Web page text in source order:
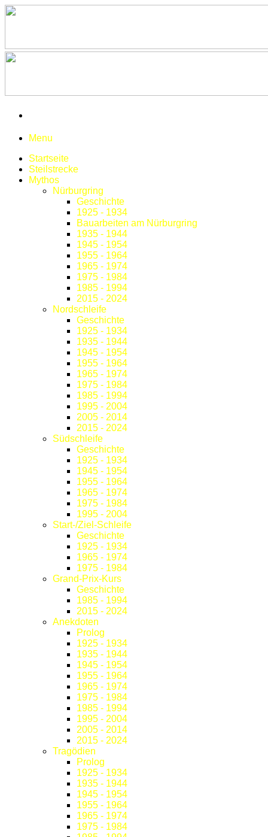
Menu
Startseite
Steilstrecke
Mythos
Nürburgring
Geschichte
1925 - 1934
Bauarbeiten am Nürburgring
1935 - 1944
1945 - 1954
1955 - 1964
1965 - 1974
1975 - 1984
1985 - 1994
2015 - 2024
Nordschleife
Geschichte
1925 - 1934
1935 - 1944
1945 - 1954
1955 - 1964
1965 - 1974
1975 - 1984
1985 - 1994
1995 - 2004
2005 - 2014
2015 - 2024
Südschleife
Geschichte
1925 - 1934
1945 - 1954
1955 - 1964
1965 - 1974
1975 - 1984
1995 - 2004
Start-/Ziel-Schleife
Geschichte
1925 - 1934
1965 - 1974
1975 - 1984
Grand-Prix-Kurs
Geschichte
1985 - 1994
2015 - 2024
Anekdoten
Prolog
1925 - 1934
1935 - 1944
1945 - 1954
1955 - 1964
1965 - 1974
1975 - 1984
1985 - 1994
1995 - 2004
2005 - 2014
2015 - 2024
Tragödien
Prolog
1925 - 1934
1935 - 1944
1945 - 1954
1955 - 1964
1965 - 1974
1975 - 1984